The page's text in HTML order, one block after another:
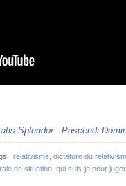
Splendor- Pascendi
: relativisme dictature du
de situation qui suis-je pour